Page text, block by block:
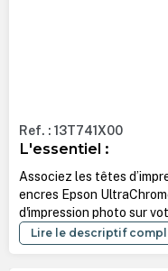
Ref. : 13T741X00
L'essentiel :
Associez les têtes
encres Epson
d'impression photo sur
Lire le descriptif